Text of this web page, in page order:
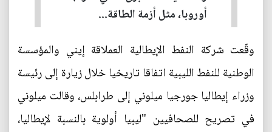
أوروبا، مثل أزمة الطاقة...
وقّعت شركة النفط الإيطالية العملاقة إيني والمؤسسة
الوطنية للنفط الليبية اتفاقا تاريخيا خلال زيارة إلى رئيسة
وزراء إيطاليا جورجيا ميلوني إلى طرابلس، وقالت ميلوني
في تصريح للصحافيين "ليبيا أولوية بالنسبة لإيطاليا،